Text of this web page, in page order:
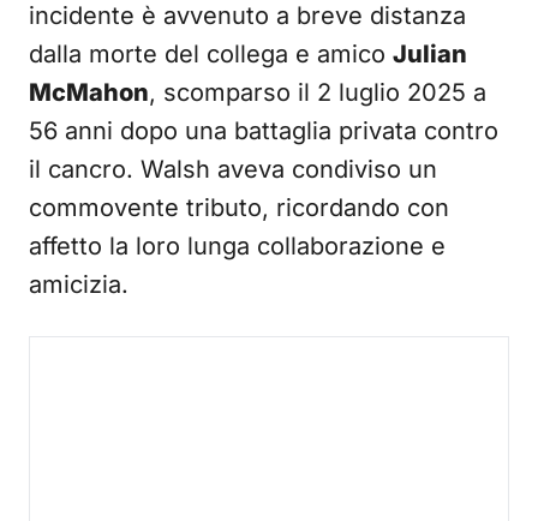
incidente è avvenuto a breve distanza
dalla morte del collega e amico Julian
McMahon, scomparso il 2 luglio 2025 a
56 anni dopo una battaglia privata contro
il cancro. Walsh aveva condiviso un
commovente tributo, ricordando con
affetto la loro lunga collaborazione e
amicizia.